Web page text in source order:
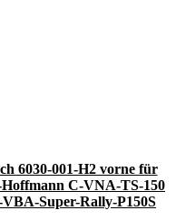
6030-001-H2 vorne für
C-VNA-TS-150
Super-Rally-P150S